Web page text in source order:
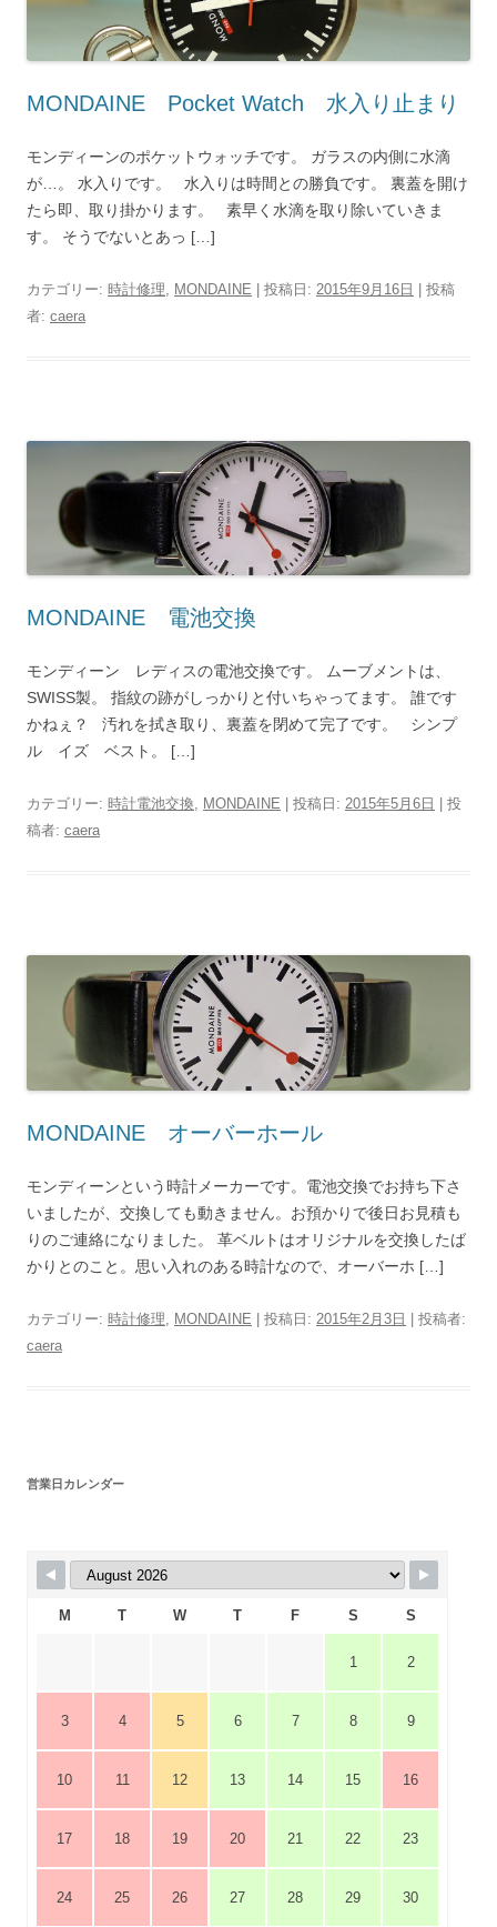
MONDAINE Pocket Watch 水入り止まり
モンディーンのポケットウォッチです。 ガラスの内側に水滴
が…。 水入りです。 水入りは時間との勝負です。 裏蓋を開け
たら即、取り掛かります。 素早く水滴を取り除いていきま
す。 そうでないとあっ […]
カテゴリー: 時計修理 MONDAINE | 投稿日: 2015年9月16日 | 投稿
者: caera
MONDAINE 電池交換
モンディーン レディスの電池交換です。 ムーブメントは、
SWISS製。 指紋の跡がしっかりと付いちゃってます。 誰です
かねぇ？ 汚れを拭き取り、裏蓋を閉めて完了です。 シンプ
ル イズ ベスト。 […]
カテゴリー: 時計電池交換, MONDAINE | 投稿日: 2015年5月6日
投
稿者: caera
MONDAINE オーバーホール
モンディーンという時計メーカーです。電池交換でお持ち下さ
いましたが、交換しても動きません。お預かりで後日お見積も
りのご連絡になりました。 革ベルトはオリジナルを交換したば
かりとのこと。思い入れのある時計なので、オーバーホ […]
カテゴリー: 時計修理, MONDAINE | 投稿日: 2015年2月3日
投稿者:
caera
営業日カレンダー
M T W T F S S
1 2
3 4 5 6 7 8 9
10 11 12 13 14 15 16
17 18 19 20 21 22 23
24 25 26 27 28 29 30